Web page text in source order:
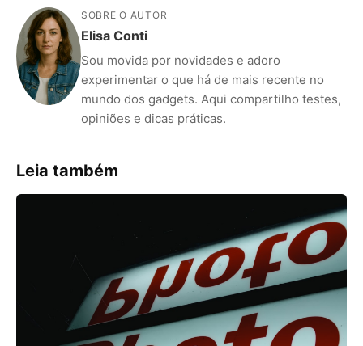
SOBRE O AUTOR
Elisa Conti
Sou movida por novidades e adoro
experimentar o que há de mais recente no
mundo dos gadgets. Aqui compartilho testes,
opiniões e dicas práticas.
Leia também